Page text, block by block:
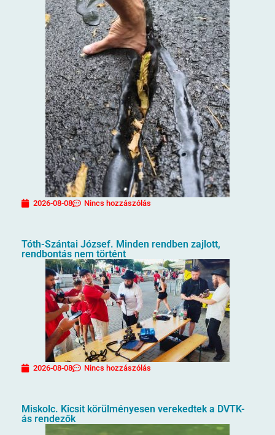
2026-08-08 Nincs hozzászólás
Tóth-Szántai József. Minden rendben zajlott,
rendbontás nem történt
2026-08-08 Nincs hozzászólás
Miskolc. Kicsit körülményesen verekedtek a DVTK-
ás rendezők